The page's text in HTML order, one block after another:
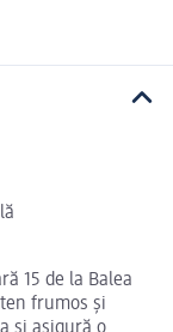
15 de la Balea
frumos și
și asigură o